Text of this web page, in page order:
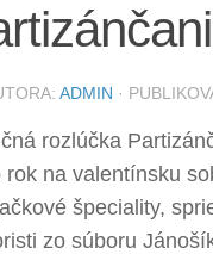
ADMIN ·
rozlúčka
rok na valentínsku
špeciality,
zo súboru